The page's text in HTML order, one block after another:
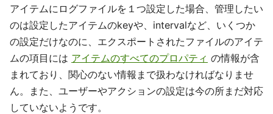
アイテムにログファイルを１つ設定した場合、管理したい
のは設定したアイテムのkeyや、intervalなど、いくつか
の設定だけなのに、エクスポートされたファイルのアイテ
ムの項目には アイテムのすべてのプロパティ の情報が含
まれており、関心のない情報まで扱わなければなりませ
ん。また、ユーザーやアクションの設定は今の所まだ対応
していないようです。